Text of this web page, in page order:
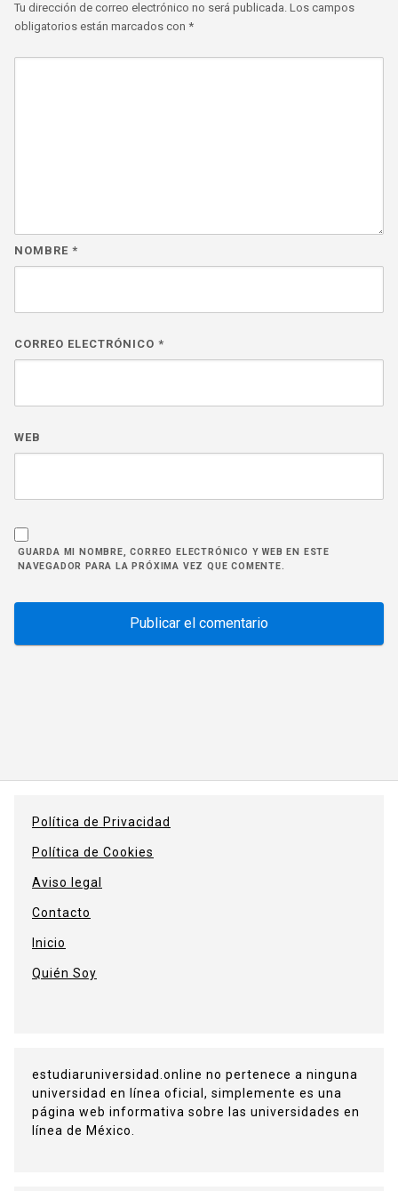
Tu dirección de correo electrónico no será publicada. Los campos
obligatorios están marcados con *
NOMBRE *
CORREO ELECTRÓNICO *
WEB
GUARDA MI NOMBRE, CORREO ELECTRÓNICO Y WEB EN ESTE
NAVEGADOR PARA LA PRÓXIMA VEZ QUE COMENTE.
Política de Privacidad
Política de Cookies
Aviso legal
Contacto
Inicio
Quién Soy
estudiaruniversidad.online no pertenece a ninguna
universidad en línea oficial, simplemente es una
página web informativa sobre las universidades en
línea de México.